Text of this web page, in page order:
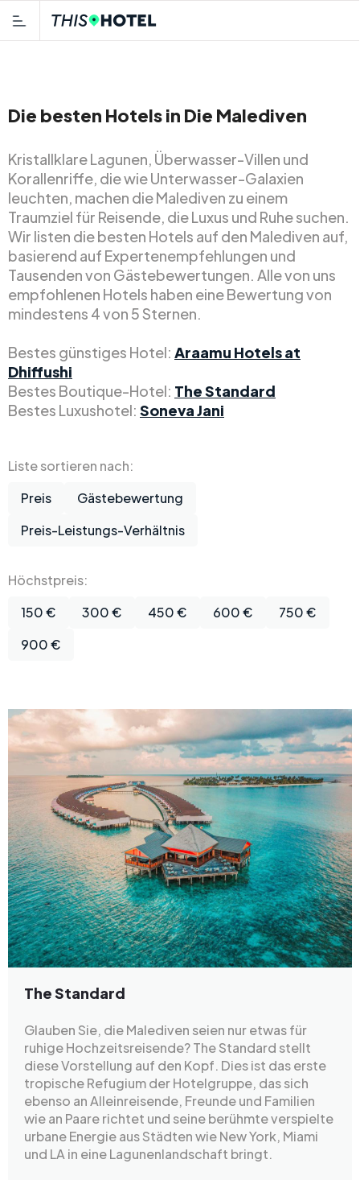
Die besten Hotels in Die Malediven
Kristallklare Lagunen, Überwasser-Villen und
Korallenriffe, die wie Unterwasser-Galaxien
leuchten, machen die Malediven zu einem
Traumziel für Reisende, die Luxus und Ruhe suchen.
Wir listen die besten Hotels auf den Malediven auf,
basierend auf Expertenempfehlungen und
Tausenden von Gästebewertungen. Alle von uns
empfohlenen Hotels haben eine Bewertung von
mindestens 4 von 5 Sternen.
Bestes günstiges Hotel: Araamu Hotels at
Dhiffushi
Bestes Boutique-Hotel: The Standard
Bestes Luxushotel: Soneva Jani
Liste sortieren nach:
Preis
Gästebewertung
Preis-Leistungs-Verhältnis
Höchstpreis:
150 €
300 € 450 € 600 €
750 €
900 €
The Standard
Glauben Sie, die Malediven seien nur etwas für
ruhige Hochzeitsreisende? The Standard stellt
diese Vorstellung auf den Kopf. Dies ist das erste
tropische Refugium der Hotelgruppe, das sich
ebenso an Alleinreisende, Freunde und Familien
wie an Paare richtet und seine berühmte verspielte
urbane Energie aus Städten wie New York, Miami
und LA in eine Lagunenlandschaft bringt.